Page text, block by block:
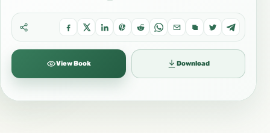
View Book Download